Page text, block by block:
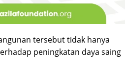
tersebut tidak hanya
peningkatan daya saing